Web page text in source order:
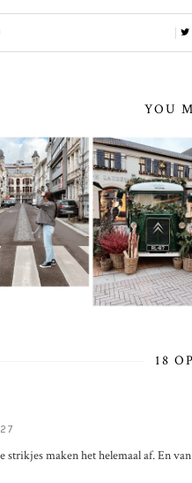
YOU
18
strikjes maken het helemaal af. En